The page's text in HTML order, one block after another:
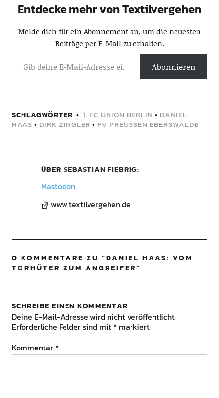
Entdecke mehr von Textilvergehen
Melde dich für ein Abonnement an, um die neuesten
Beiträge per E-Mail zu erhalten.
Abonnieren
SCHLAGWÖRTER 1. FC UNION BERLIN • DANIEL
HAAS • DIRK ZINGLER • FV PREUSSEN EBERSWALDE
ÜBER SEBASTIAN FIEBRIG
Mastodon
www.textilvergehen.de
0 KOMMENTARE ZU “DANIEL HAAS: VOM
TORHÜTER ZUM ANGREIFER”
SCHREIBE EINEN KOMMENTAR
Deine E-Mail-Adresse wird nicht veröffentlicht.
Erforderliche Felder sind mit * markiert
Kommentar *